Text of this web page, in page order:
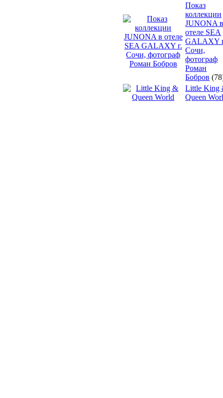
Показ
коллекции
JUNONA
отеле SEA
GALAXY
Сочи,
фотограф
Роман
Бобров
Little King
Queen